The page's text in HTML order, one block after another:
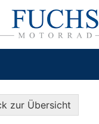
Übersicht